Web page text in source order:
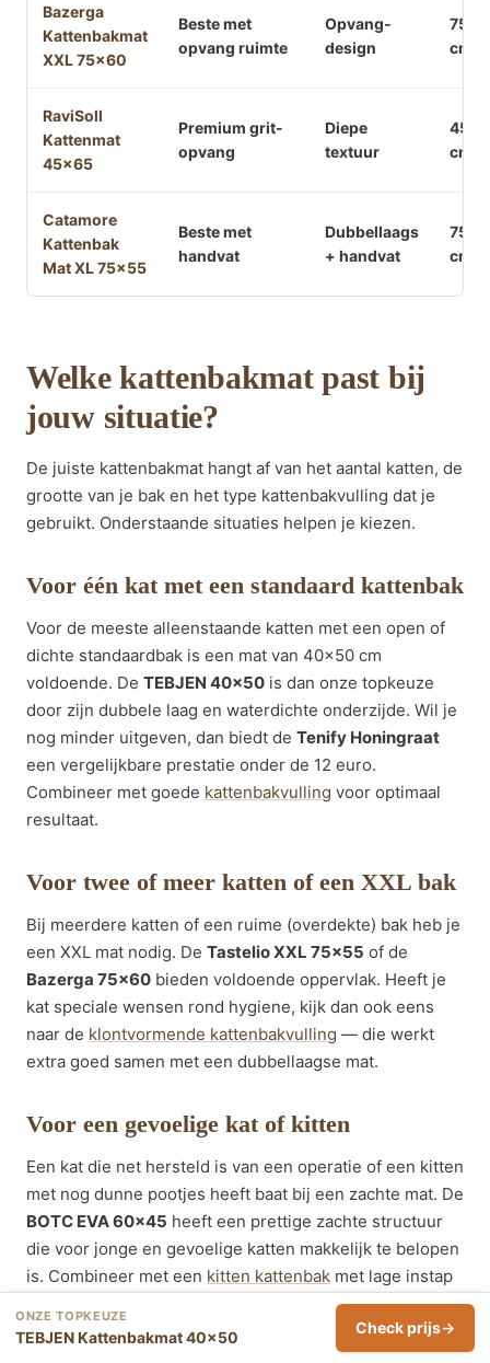
Bazerga
Kattenbakmat
XXL 75×60
Beste met
opvang ruimte
Opvang-
design
cm
RaviSoll
Kattenmat
45×65
Premium grit-
opvang
Diepe
textuur
cm
Catamore
Kattenbak
Mat XL 75×55
Beste met
handvat
Dubbellaags
+ handvat
cm
Welke kattenbakmat past bij
jouw situatie?
De juiste kattenbakmat hangt af van het aantal katten, de
grootte van je bak en het type kattenbakvulling dat je
gebruikt. Onderstaande situaties helpen je kiezen.
Voor één kat met een standaard kattenbak
Voor de meeste alleenstaande katten met een open of
dichte standaardbak is een mat van 40×50 cm
voldoende. De TEBJEN 40×50 is dan onze topkeuze
door zijn dubbele laag en waterdichte onderzijde. Wil je
nog minder uitgeven, dan biedt de Tenify Honingraat
een vergelijkbare prestatie onder de 12 euro.
Combineer met goede kattenbakvulling voor optimaal
resultaat.
Voor twee of meer katten of een XXL bak
Bij meerdere katten of een ruime (overdekte) bak heb je
een XXL mat nodig. De Tastelio XXL 75×55 of de
Bazerga 75×60 bieden voldoende oppervlak. Heeft je
kat speciale wensen rond hygiene, kijk dan ook eens
naar de klontvormende kattenbakvulling — die werkt
extra goed samen met een dubbellaagse mat.
Voor een gevoelige kat of kitten
Een kat die net hersteld is van een operatie of een kitten
met nog dunne pootjes heeft baat bij een zachte mat. De
BOTC EVA 60×45 heeft een prettige zachte structuur
die voor jonge en gevoelige katten makkelijk te belopen
is. Combineer met een kitten kattenbak met lage instap
ONZE TOPKEUZE
TEBJEN Kattenbakmat 40×50 Check prijs